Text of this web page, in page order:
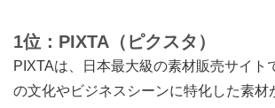
1位：PIXTA（ピクスタ）
PIXTAは、日本最大級の素材販売サイト
の文化やビジネスシーンに特化した素材